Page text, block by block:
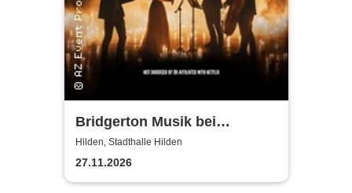
Bridgerton Musik bei
Kerzenschein
Hilden, Stadthalle Hilden
27.11.2026